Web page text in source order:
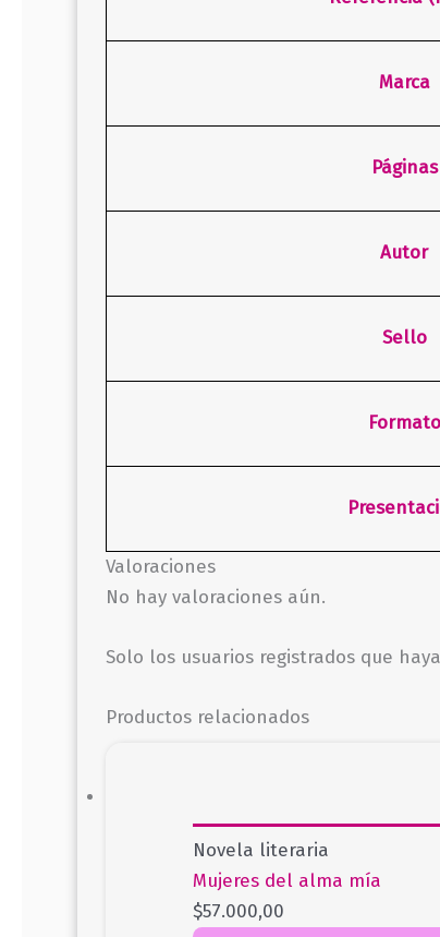
Marca
Páginas
Autor
Sello
Formato
Valoraciones
No hay valoraciones aún.
Solo los usuarios registrados que
Productos relacionados
Novela literaria
Mujeres del alma mía
$57.000,00